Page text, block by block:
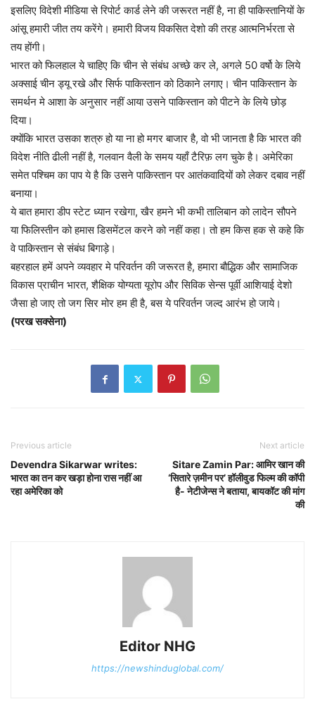
इसलिए विदेशी मीडिया से रिपोर्ट कार्ड लेने की जरूरत नहीं है, ना ही पाकिस्तानियों के
आंसू हमारी जीत तय करेंगे। हमारी विजय विकसित देशो की तरह आत्मनिर्भरता से
तय होंगी।
भारत को फिलहाल ये चाहिए कि चीन से संबंध अच्छे कर ले, अगले 50 वर्षो के लिये
अक्साई चीन ड्यू रखे और सिर्फ पाकिस्तान को ठिकाने लगाए। चीन पाकिस्तान के
समर्थन मे आशा के अनुसार नहीं आया उसने पाकिस्तान को पीटने के लिये छोड़
दिया।
क्योंकि भारत उसका शत्रु हो या ना हो मगर बाजार है, वो भी जानता है कि भारत की
विदेश नीति ढीली नहीं है, गलवान वैली के समय यहाँ टैरिफ़ लग चुके है। अमेरिका
समेत पश्चिम का पाप ये है कि उसने पाकिस्तान पर आतंकवादियों को लेकर दबाव नहीं
बनाया।
ये बात हमारा डीप स्टेट ध्यान रखेगा, खैर हमने भी कभी तालिबान को लादेन सौपने
या फिलिस्तीन को हमास डिसमेंटल करने को नहीं कहा। तो हम किस हक से कहे कि
वे पाकिस्तान से संबंध बिगाड़े।
बहरहाल हमें अपने व्यवहार मे परिवर्तन की जरूरत है, हमारा बौद्धिक और सामाजिक
विकास प्राचीन भारत, शैक्षिक योग्यता यूरोप और सिविक सेन्स पूर्वी आशियाई देशो
जैसा हो जाए तो जग सिर मोर हम ही है, बस ये परिवर्तन जल्द आरंभ हो जाये।
(परख सक्सेना)
Previous article
Devendra Sikarwar writes:
भारत का तन कर खड़ा होना रास नहीं आ
रहा अमेरिका को
Next article
Sitare Zamin Par: आमिर खान की
‘सितारे ज़मीन पर’ हॉलीवुड फिल्म की कॉपी
है- नेटीजेन्स ने बताया, बायकॉट की मांग
की
Editor NHG
https://newshinduglobal.com/